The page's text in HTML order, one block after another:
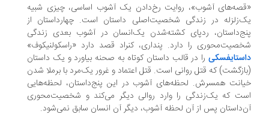
آشوب»، روایت رخ‌دادن یک آشوب اساسی، چیزی شبیه
در زندگی شخصیت‌اصلی داستان است. چهارداستان از
ردپای کشته‌شدن یک‌انسان در آشوب بعدی زندگی
را دارد. پنداری، کنراد قصد دارد «راسکولنیکوف»
را در قالب داستان کوتاه به صحنه بیاورد و یک داستان
که قتل روانی است. قتل اعتماد و غرور یک‌مرد با برملا شدن
همسرش. لحظه‌های آشوب در این پنج‌داستان، لحظه‌هایی
که یک‌زندگی را وارد روالی دیگر می‌کند و شخصیت‌محوری
پس از آن‌ لحظه آشوب، دیگر آن انسان سابق نمی‌شود.